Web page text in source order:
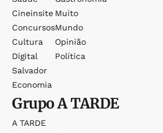
Cineinsite
Concursos
Cultura
Digital
Salvador
Economia
Muito
Mundo
Opinião
Política
GrupoA TARDE
A TARDE